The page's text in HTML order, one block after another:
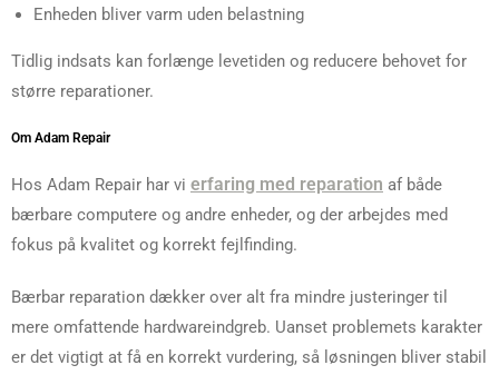
Enheden bliver varm uden belastning
Tidlig indsats kan forlænge levetiden og reducere behovet for
større reparationer.
Om Adam Repair
Hos Adam Repair har vi erfaring med reparation af både
bærbare computere og andre enheder, og der arbejdes med
fokus på kvalitet og korrekt fejlfinding.
Bærbar reparation dækker over alt fra mindre justeringer til
mere omfattende hardwareindgreb. Uanset problemets karakter
er det vigtigt at få en korrekt vurdering, så løsningen bliver stabil